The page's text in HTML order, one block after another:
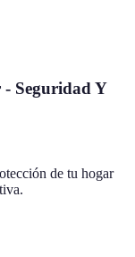
Seguridad Y
de tu hogar